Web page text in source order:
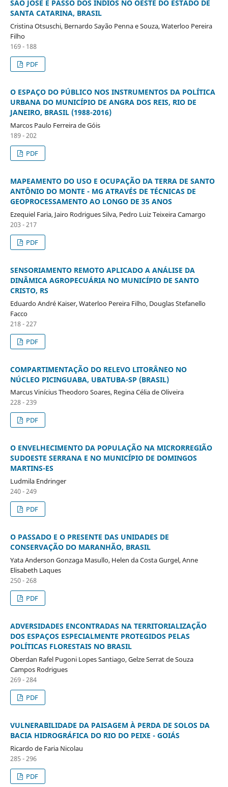
SÃO JOSÉ E PASSO DOS ÍNDIOS NO OESTE DO ESTADO DE
SANTA CATARINA, BRASIL
Cristina Otsuschi, Bernardo Sayão Penna e Souza, Waterloo Pereira
Filho
169 - 188
PDF
O ESPAÇO DO PÚBLICO NOS INSTRUMENTOS DA POLÍTICA
URBANA DO MUNICÍPIO DE ANGRA DOS REIS, RIO DE
JANEIRO, BRASIL (1988-2016)
Marcos Paulo Ferreira de Góis
189 - 202
PDF
MAPEAMENTO DO USO E OCUPAÇÃO DA TERRA DE SANTO
ANTÔNIO DO MONTE - MG ATRAVÉS DE TÉCNICAS DE
GEOPROCESSAMENTO AO LONGO DE 35 ANOS
Ezequiel Faria, Jairo Rodrigues Silva, Pedro Luiz Teixeira Camargo
203 - 217
PDF
SENSORIAMENTO REMOTO APLICADO A ANÁLISE DA
DINÂMICA AGROPECUÁRIA NO MUNICÍPIO DE SANTO
CRISTO, RS
Eduardo André Kaiser, Waterloo Pereira Filho, Douglas Stefanello
Facco
218 - 227
PDF
COMPARTIMENTAÇÃO DO RELEVO LITORÂNEO NO
NÚCLEO PICINGUABA, UBATUBA-SP (BRASIL)
Marcus Vinícius Theodoro Soares, Regina Célia de Oliveira
228 - 239
PDF
O ENVELHECIMENTO DA POPULAÇÃO NA MICRORREGIÃO
SUDOESTE SERRANA E NO MUNICÍPIO DE DOMINGOS
MARTINS-ES
Ludmila Endringer
240 - 249
PDF
O PASSADO E O PRESENTE DAS UNIDADES DE
CONSERVAÇÃO DO MARANHÃO, BRASIL
Yata Anderson Gonzaga Masullo, Helen da Costa Gurgel, Anne
Elisabeth Laques
250 - 268
PDF
ADVERSIDADES ENCONTRADAS NA TERRITORIALIZAÇÃO
DOS ESPAÇOS ESPECIALMENTE PROTEGIDOS PELAS
POLÍTICAS FLORESTAIS NO BRASIL
Oberdan Rafel Pugoni Lopes Santiago, Gelze Serrat de Souza
Campos Rodrigues
269 - 284
PDF
VULNERABILIDADE DA PAISAGEM À PERDA DE SOLOS DA
BACIA HIDROGRÁFICA DO RIO DO PEIXE - GOIÁS
Ricardo de Faria Nicolau
285 - 296
PDF